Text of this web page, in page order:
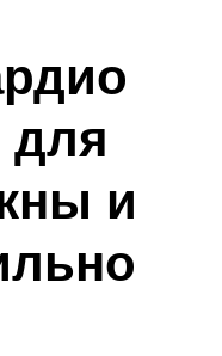
для
и